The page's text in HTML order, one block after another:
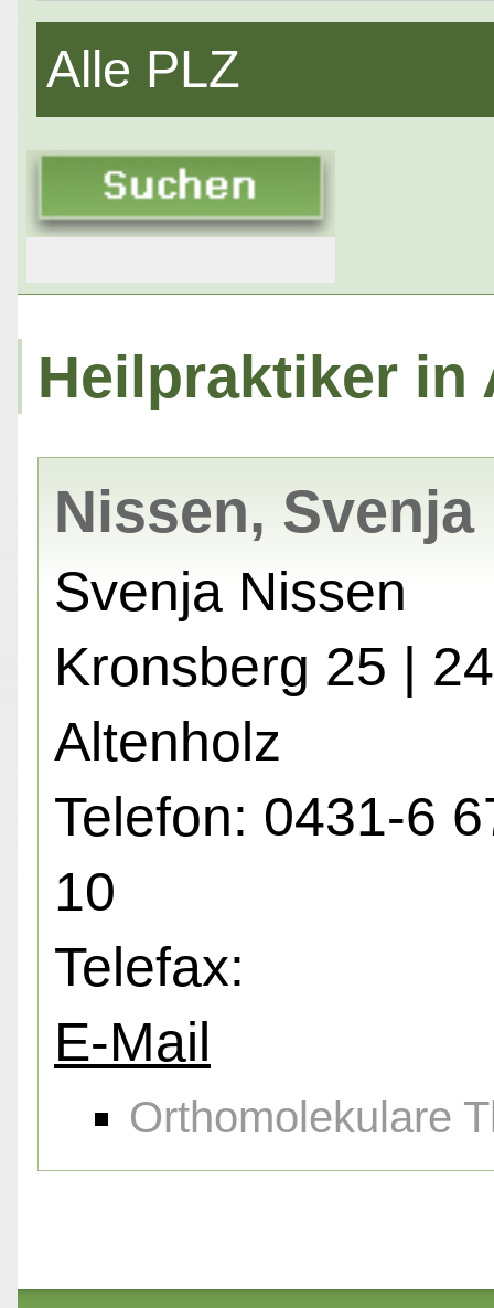
Alle PLZ
Heilpraktiker in
Nissen, Svenja
Svenja Nissen
Kronsberg 25 |
Altenholz
Telefon: 0431-6
10
Telefax:
E-Mail
Orthomolekulare